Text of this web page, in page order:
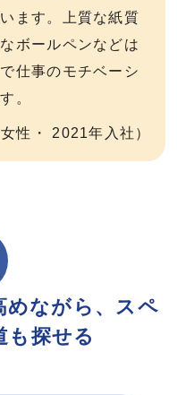
ます。上質な紙質
ボールペンなどは
仕事のモチベーシ
。
女性・ 2021年入社）
めながら、スペ
も探せる